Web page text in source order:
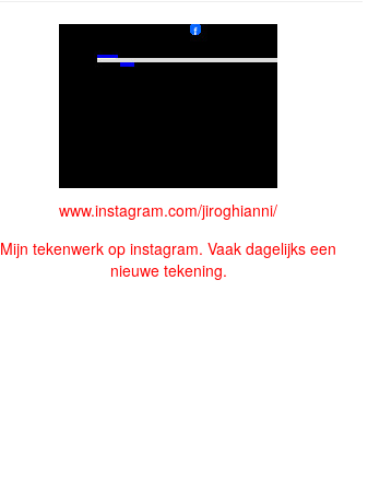
www.instagram.com/jiroghianni/
Mijn tekenwerk op instagram. Vaak dagelijks een
nieuwe tekening.